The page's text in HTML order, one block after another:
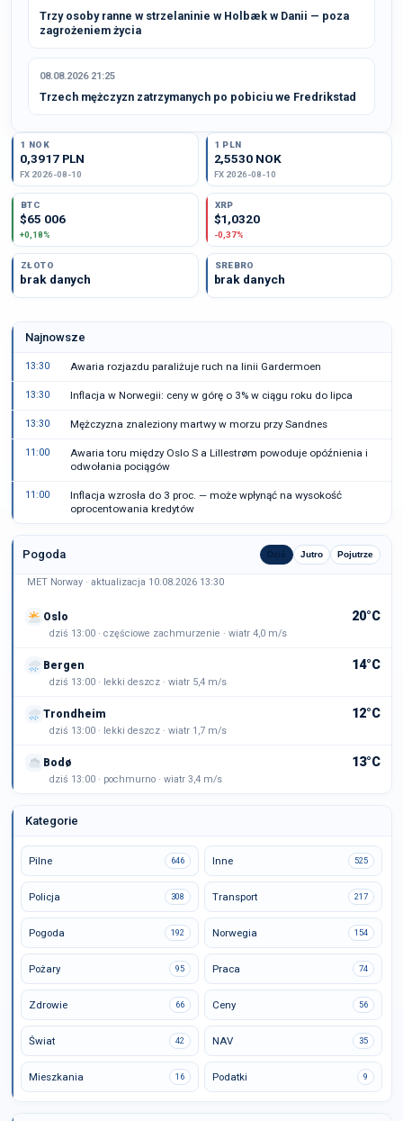
Trzy osoby ranne w strzelaninie w Holbæk w Danii — poza
zagrożeniem życia
08.08.2026 21:25
Trzech mężczyzn zatrzymanych po pobiciu we Fredrikstad
1 NOK
0,3917 PLN
FX 2026-08-10
1 PLN
2,5530 NOK
FX 2026-08-10
BTC
$65 006
+0,18%
XRP
$1,0320
-0,37%
ZŁOTO
brak danych
SREBRO
brak danych
Najnowsze
13:30 Awaria rozjazdu paraliżuje ruch na linii Gardermoen
13:30 Inflacja w Norwegii: ceny w górę o 3% w ciągu roku do lipca
13:30 Mężczyzna znaleziony martwy w morzu przy Sandnes
11:00
Awaria toru między Oslo S a Lillestrøm powoduje opóźnienia i
odwołania pociągów
11:00
Inflacja wzrosła do 3 proc. — może wpłynąć na wysokość
oprocentowania kredytów
Pogoda Dziś Jutro Pojutrze
MET Norway · aktualizacja 10.08.2026 13:30
Oslo 20°C
dziś 13:00 · częściowe zachmurzenie · wiatr 4,0 m/s
Bergen 14°C
dziś 13:00 · lekki deszcz · wiatr 5,4 m/s
Trondheim 12°C
dziś 13:00 · lekki deszcz · wiatr 1,7 m/s
Bodø 13°C
dziś 13:00 · pochmurno · wiatr 3,4 m/s
Kategorie
Pilne 646 Inne 525
Policja 308 Transport 217
Pogoda 192 Norwegia 154
Pożary 95 Praca 74
Zdrowie 66 Ceny 56
Świat 42 NAV 35
Mieszkania 16 Podatki 9